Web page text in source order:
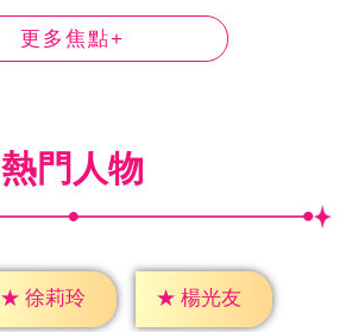
更多焦點+
熱門人物
★ 徐莉玲 ★ 楊光友